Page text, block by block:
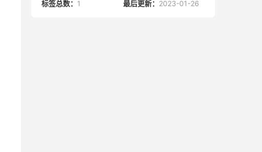
标签总数： 1 最后更新： 2023-01-26